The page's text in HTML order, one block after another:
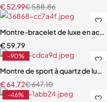
€588,86
€ 52,99
Montre-bracelet de luxe en
€ 59,79
-90%
Montre de sport à quartz de
€647,10
€64,72
-46%